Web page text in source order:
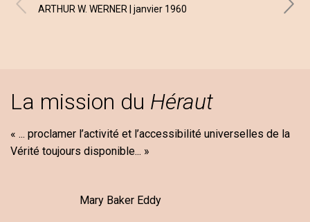
ARTHUR W. WERNER | janvier 1960
La mission du Héraut
« ... proclamer l’activité et l’accessibilité universelles de la
Vérité toujours disponible... »
Mary Baker Eddy